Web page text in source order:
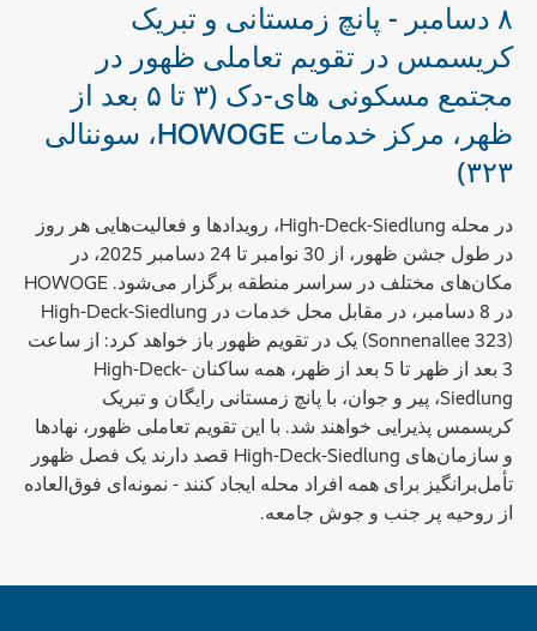
۸ دسامبر - پانچ زمستانی و تبریک
کریسمس در تقویم تعاملی ظهور در
مجتمع مسکونی های-دک (۳ تا ۵ بعد از
ظهر، مرکز خدمات HOWOGE، سوننالی
۳۲۳)
در محله High-Deck-Siedlung، رویدادها و فعالیت‌هایی هر روز
در طول جشن ظهور، از 30 نوامبر تا 24 دسامبر 2025، در
مکان‌های مختلف در سراسر منطقه برگزار می‌شود. HOWOGE
در 8 دسامبر، در مقابل محل خدمات در High-Deck-Siedlung
(Sonnenallee 323) یک در تقویم ظهور باز خواهد کرد: از ساعت
3 بعد از ظهر تا 5 بعد از ظهر، همه ساکنان High-Deck-
Siedlung، پیر و جوان، با پانچ زمستانی رایگان و تبریک
کریسمس پذیرایی خواهند شد. با این تقویم تعاملی ظهور، نهادها
و سازمان‌های High-Deck-Siedlung قصد دارند یک فصل ظهور
تأمل‌برانگیز برای همه افراد محله ایجاد کنند - نمونه‌ای فوق‌العاده
از روحیه پر جنب و جوش جامعه.